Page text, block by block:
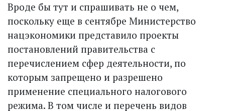
Вроде бы тут и спрашивать не о чем,
поскольку еще в сентябре Министерство
нацэкономики представило проекты
постановлений правительства с
перечислением сфер деятельности, по
которым запрещено и разрешено
применение специального налогового
режима. В том числе и перечень видов